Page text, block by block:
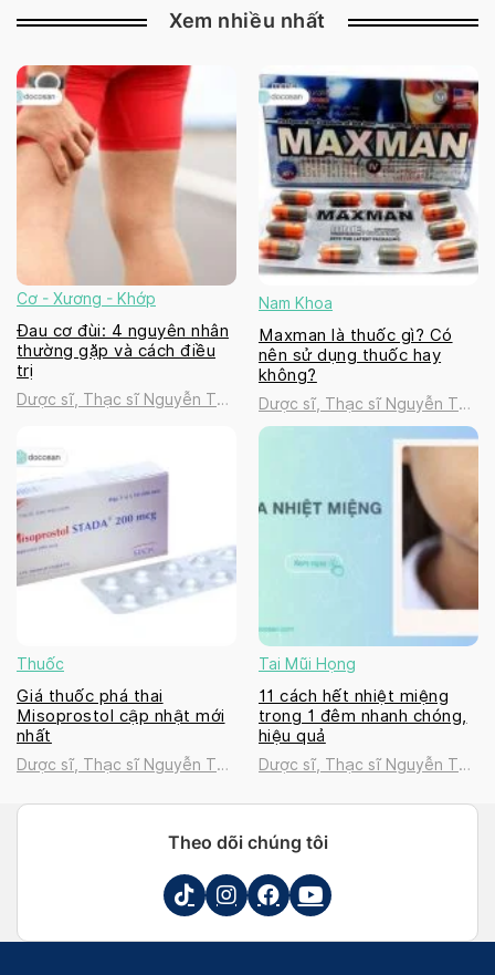
Xem nhiều nhất
Cơ - Xương - Khớp
Đau cơ đùi: 4 nguyên nhân
thường gặp và cách điều
trị
Dược sĩ, Thạc sĩ Nguyễn Thị
Nam Khoa
Maxman là thuốc gì? Có
nên sử dụng thuốc hay
không?
Dược sĩ, Thạc sĩ Nguyễn Thị
Thanh Tú
Thuốc
Giá thuốc phá thai
Misoprostol cập nhật mới
nhất
Dược sĩ, Thạc sĩ Nguyễn Thị
Tai Mũi Họng
11 cách hết nhiệt miệng
trong 1 đêm nhanh chóng,
hiệu quả
Dược sĩ, Thạc sĩ Nguyễn Thị
Theo dõi chúng tôi